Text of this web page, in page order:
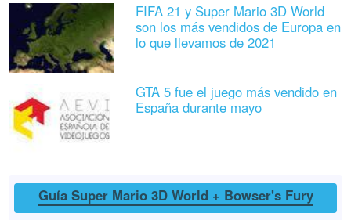
FIFA 21 y Super Mario 3D World
son los más vendidos de Europa en
lo que llevamos de 2021
GTA 5 fue el juego más vendido en
España durante mayo
Guía Super Mario 3D World + Bowser's Fury